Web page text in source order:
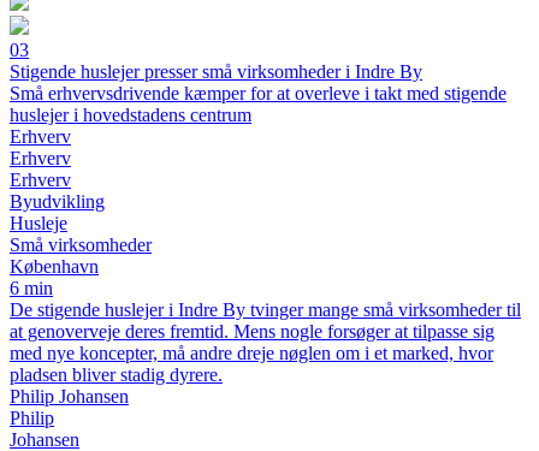
03
Stigende huslejer presser små virksomheder i Indre By
Små erhvervsdrivende kæmper for at overleve i takt med stigende
huslejer i hovedstadens centrum
Erhverv
Erhverv
Erhverv
Byudvikling
Husleje
Små virksomheder
København
6 min
De stigende huslejer i Indre By tvinger mange små virksomheder til
at genoverveje deres fremtid. Mens nogle forsøger at tilpasse sig
med nye koncepter, må andre dreje nøglen om i et marked, hvor
pladsen bliver stadig dyrere.
Philip Johansen
Philip
Johansen